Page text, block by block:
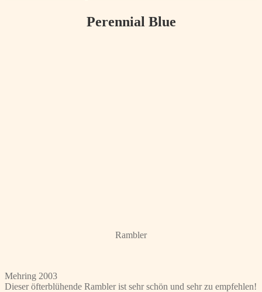
Perennial Blue
Rambler
Mehring 2003
Dieser öfterblühende Rambler ist sehr schön und sehr zu empfehlen!